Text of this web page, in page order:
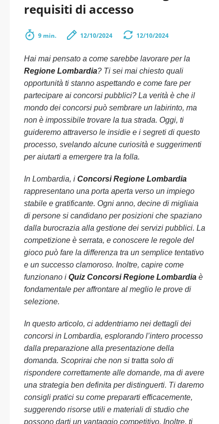
requisiti di accesso
9 min. 12/10/2024 12/10/2024
Hai mai pensato a come sarebbe lavorare per la
Regione Lombardia? Ti sei mai chiesto quali
opportunità ti stanno aspettando e come fare per
partecipare ai concorsi pubblici? La verità è che il
mondo dei concorsi può sembrare un labirinto, ma
non è impossibile trovare la tua strada. Oggi, ti
guideremo attraverso le insidie e i segreti di questo
processo, svelando alcune curiosità e suggerimenti
per aiutarti a emergere tra la folla.
In Lombardia, i Concorsi Regione Lombardia
rappresentano una porta aperta verso un impiego
stabile e gratificante. Ogni anno, decine di migliaia
di persone si candidano per posizioni che spaziano
dalla burocrazia alla gestione dei servizi pubblici. La
competizione è serrata, e conoscere le regole del
gioco può fare la differenza tra un semplice tentativo
e un successo clamoroso. Inoltre, capire come
funzionano i Quiz Concorsi Regione Lombardia è
fondamentale per affrontare al meglio le prove di
selezione.
In questo articolo, ci addentriamo nei dettagli dei
concorsi in Lombardia, esplorando l’intero processo
dalla preparazione alla presentazione della
domanda. Scoprirai che non si tratta solo di
rispondere correttamente alle domande, ma di avere
una strategia ben definita per distinguerti. Ti daremo
consigli pratici su come prepararti efficacemente,
suggerendo risorse utili e materiali di studio che
possono darti un vantaggio competitivo. Inoltre, ti